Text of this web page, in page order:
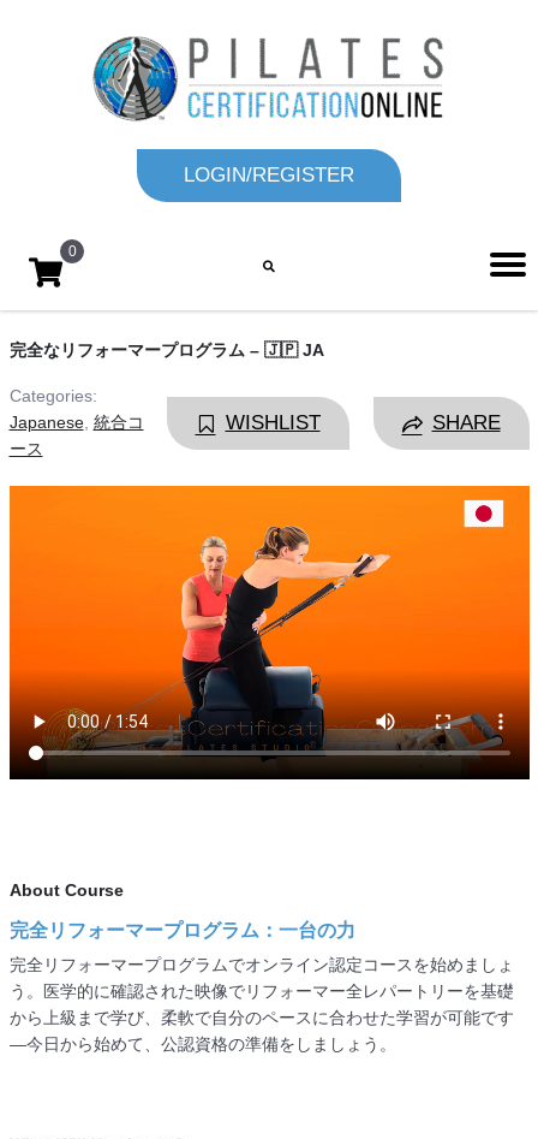
LOGIN/REGISTER
0
完全なリフォーマープログラム – 🇯🇵 JA
Categories:
Japanese, 統合コ
ース
WISHLIST SHARE
About Course
完全リフォーマープログラム：一台の力
完全リフォーマープログラムでオンライン認定コースを始めましょ
う。医学的に確認された映像でリフォーマー全レパートリーを基礎
から上級まで学び、柔軟で自分のペースに合わせた学習が可能です
—今日から始めて、公認資格の準備をしましょう。